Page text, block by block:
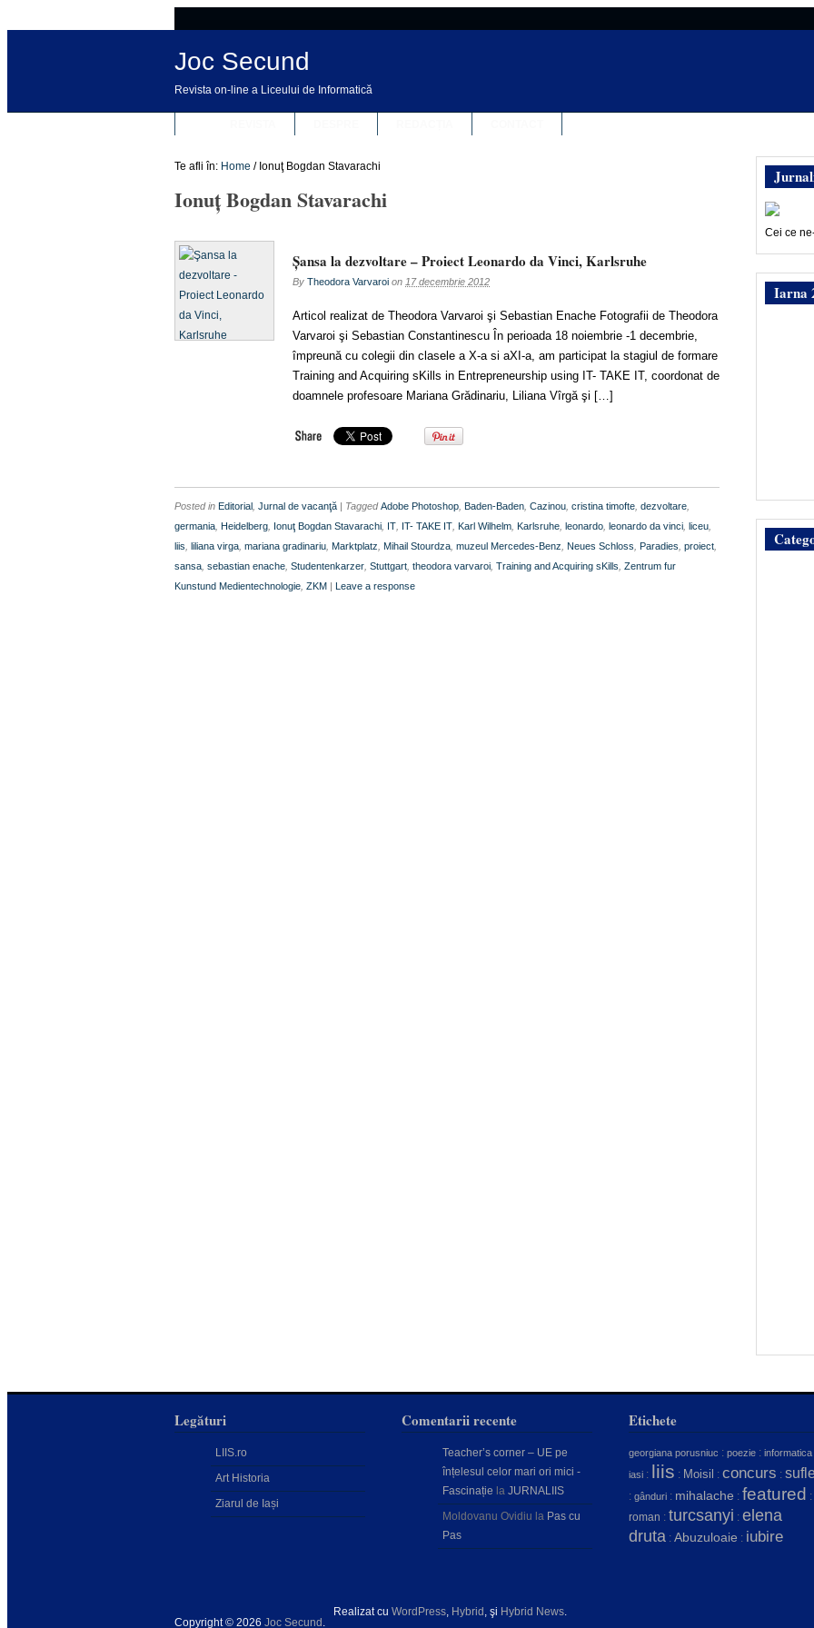
Joc Secund
Revista on-line a Liceului de Informatică
Te afli în: Home / Ionuţ Bogdan Stavarachi
Ionuţ Bogdan Stavarachi
Şansa la dezvoltare – Proiect Leonardo da Vinci, Karlsruhe
By Theodora Varvaroi on 17 decembrie 2012
Articol realizat de Theodora Varvaroi şi Sebastian Enache Fotografii de Theodora
Varvaroi şi Sebastian Constantinescu În perioada 18 noiembrie -1 decembrie,
împreună cu colegii din clasele a X-a si aXI-a, am participat la stagiul de formare
Training and Acquiring sKills in Entrepreneurship using IT- TAKE IT, coordonat de
doamnele profesoare Mariana Grădinariu, Liliana Vîrgă şi […]
Posted in Editorial Jurnal de vacanţă | TaggedAdobe Photoshop Baden-Baden Cazinou cristina timofte dezvoltare
germania Heidelberg Ionuţ Bogdan Stavarachi IT IT- TAKE IT Karl Wilhelm Karlsruhe leonardo leonardo da vinci liceu
liis liliana virga mariana gradinariu Marktplatz Mihail Stourdza muzeul Mercedes-Benz Neues Schloss Paradies proiect
sansa sebastian enache Studentenkarzer Stuttgart theodora varvaroi Training and Acquiring sKills Zentrum fur
Kunstund Medientechnologie ZKM | Leave a response
Cei ce
Iarna
Legături
LIIS.ro
Art Historia
Ziarul de Iași
Comentarii recente
Teacher’s corner – UE pe
înțelesul celor mari ori mici -
Fascinație la JURNALIIS
Moldovanu Ovidiu la Pas cu
Pas
Etichete
georgiana porusniuc : poezie : informatica
iasi : liis : Moisil : concurs :
: gânduri : mihalache : featured :
roman : turcsanyi : elena
druta : Abuzuloaie : iubire
Copyright © 2026 Joc Secund .
Realizat cu WordPress, Hybrid , şi Hybrid News.